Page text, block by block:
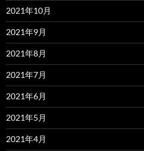
2021年10月
2021年9月
2021年8月
2021年7月
2021年6月
2021年5月
2021年4月